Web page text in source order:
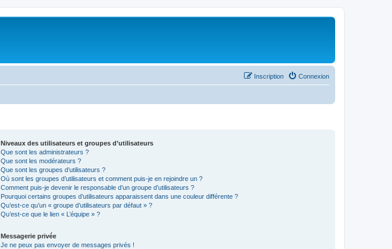
Connexion
Inscription
Niveaux des utilisateurs et groupes d’utilisateurs
Que sont les administrateurs ?
Que sont les modérateurs ?
Que sont les groupes d’utilisateurs ?
Où sont les groupes d’utilisateurs et comment puis-je en rejoindre un ?
Comment puis-je devenir le responsable d’un groupe d’utilisateurs ?
Pourquoi certains groupes d’utilisateurs apparaissent dans une couleur différente ?
Qu’est-ce qu’un « groupe d’utilisateurs par défaut » ?
Qu’est-ce que le lien « L’équipe » ?
Messagerie privée
Je ne peux pas envoyer de messages privés !